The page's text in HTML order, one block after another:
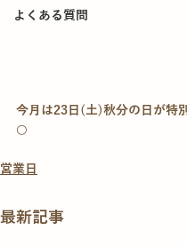
よくある質問
今月は23日(土)秋分の日が特
🌕
営業日
最新記事